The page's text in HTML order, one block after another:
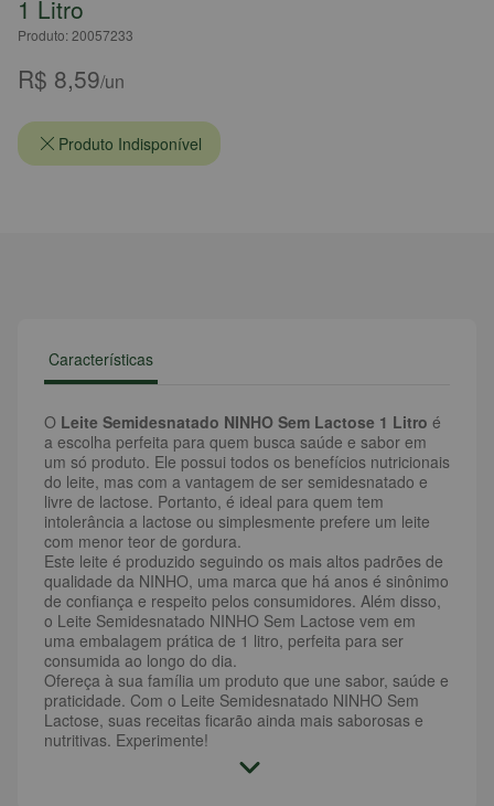
1 Litro
Produto: 20057233
R$ 8,59/un
Produto Indisponível
Características
O Leite Semidesnatado NINHO Sem Lactose 1 Litro é
a escolha perfeita para quem busca saúde e sabor em
um só produto. Ele possui todos os benefícios nutricionais
do leite, mas com a vantagem de ser semidesnatado e
livre de lactose. Portanto, é ideal para quem tem
intolerância a lactose ou simplesmente prefere um leite
com menor teor de gordura.
Este leite é produzido seguindo os mais altos padrões de
qualidade da NINHO, uma marca que há anos é sinônimo
de confiança e respeito pelos consumidores. Além disso,
o Leite Semidesnatado NINHO Sem Lactose vem em
uma embalagem prática de 1 litro, perfeita para ser
consumida ao longo do dia.
Ofereça à sua família um produto que une sabor, saúde e
praticidade. Com o Leite Semidesnatado NINHO Sem
Lactose, suas receitas ficarão ainda mais saborosas e
nutritivas. Experimente!